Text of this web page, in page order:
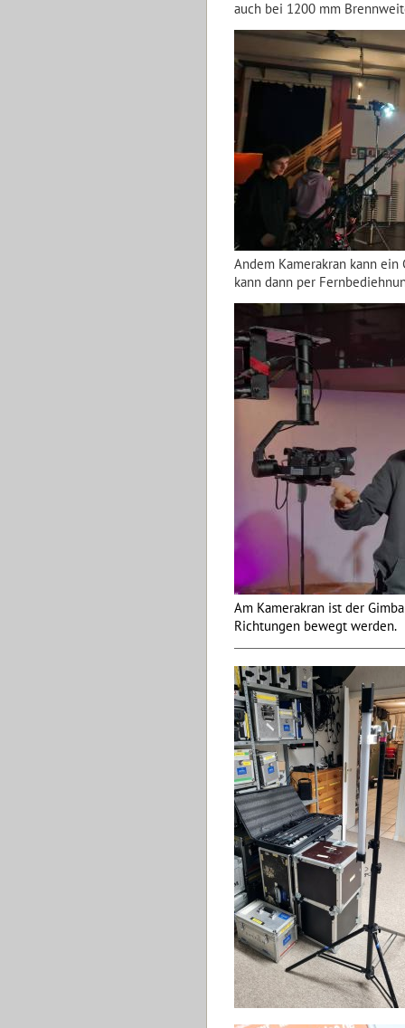
auch bei 1200 mm
Andem Kamerakran kann
kann dann per
Am Kamerakran ist der
Richtungen bewegt werden.